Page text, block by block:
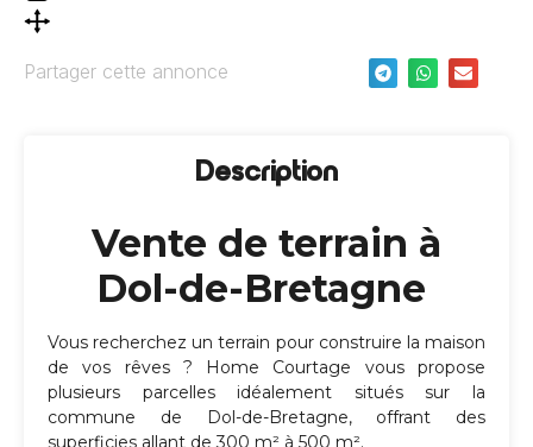
Partager cette annonce
Description
Vente de terrain à
Dol-de-Bretagne
Vous recherchez un terrain pour construire la maison
de vos rêves ? Home Courtage vous propose
plusieurs parcelles idéalement situés sur la
commune de Dol-de-Bretagne, offrant des
superficies allant de 300 m² à 500 m².